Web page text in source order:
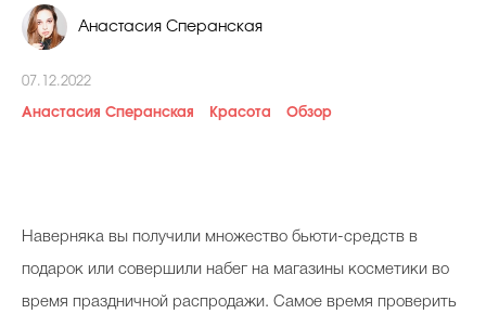
Снимает и тестирует редакция
Косметичка профи
Худеем правильно
Анастасия Сперанская
07.12.2022
Анастасия Сперанская Красота Обзор
Наверняка вы получили множество бьюти-средств в
подарок или совершили набег на магазины косметики во
время праздничной распродажи. Самое время проверить